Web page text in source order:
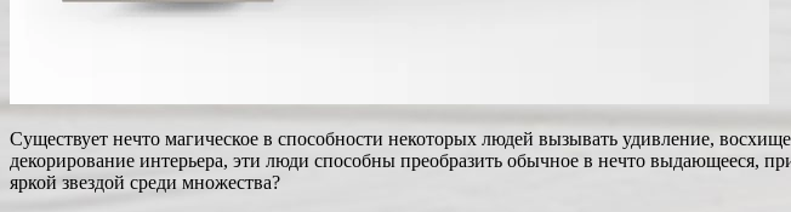
Существует нечто магическое в способности некоторых людей вызывать удивление,
декорирование интерьера, эти люди способны преобразить обычное в нечто выдающееся,
яркой звездой среди множества?